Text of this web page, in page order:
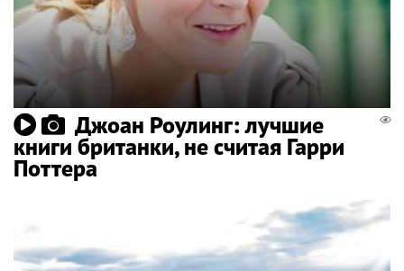
Джоан Роулинг: лучшие
книги британки, не считая Гарри
Поттера